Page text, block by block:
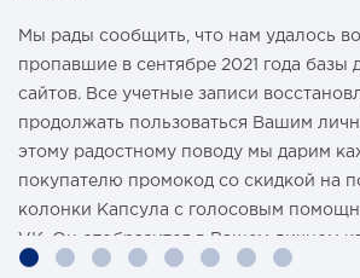
Мы рады сообщить, что нам удалось
пропавшие в сентябре 2021 года базы
сайтов. Все учетные записи
продолжать пользоваться Вашим
этому радостному поводу мы дарим
покупателю промокод со скидкой на
колонки Капсула с голосовым
VK. Он отобразится в Вашем личном
магазина Pajero Shop 14 февраля.